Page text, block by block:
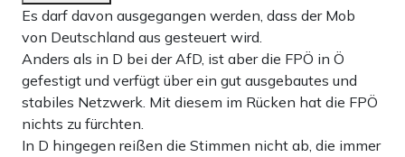
Es darf davon ausgegangen werden, dass der Mob
von Deutschland aus gesteuert wird.
Anders als in D bei der AfD, ist aber die FPÖ in Ö
gefestigt und verfügt über ein gut ausgebautes und
stabiles Netzwerk. Mit diesem im Rücken hat die FPÖ
nichts zu fürchten.
In D hingegen reißen die Stimmen nicht ab, die immer